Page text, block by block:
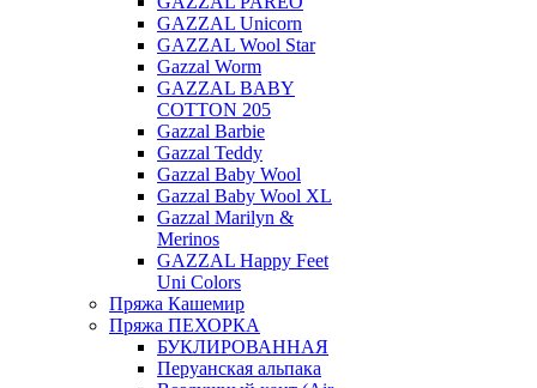
GAZZAL Unicorn
GAZZAL Wool Star
Gazzal Worm
GAZZAL BABY
COTTON 205
Gazzal Barbie
Gazzal Teddy
Gazzal Baby Wool
Gazzal Baby Wool XL
Gazzal Marilyn &
Merinos
GAZZAL Happy Feet
Uni Colors
Пряжа Кашемир
Пряжа ПЕХОРКА
БУКЛИРОВАННАЯ
Перуанская альпака